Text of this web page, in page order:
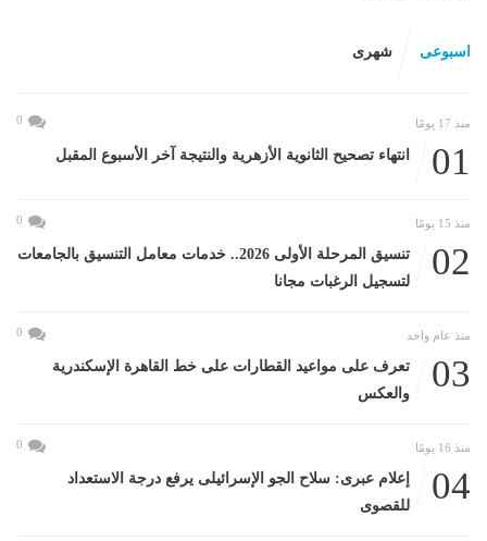
اسبوعى شهرى
منذ 17 يومًا 0
01 انتهاء تصحيح الثانوية الأزهرية والنتيجة آخر الأسبوع المقبل
منذ 15 يومًا 0
02
تنسيق المرحلة الأولى 2026.. خدمات معامل التنسيق بالجامعات
لتسجيل الرغبات مجانا
منذ عام واحد 0
03
تعرف على مواعيد القطارات على خط القاهرة الإسكندرية
والعكس
منذ 16 يومًا 0
04
إعلام عبرى: سلاح الجو الإسرائيلى يرفع درجة الاستعداد
للقصوى